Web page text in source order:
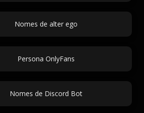
Nomes de alter ego
Persona OnlyFans
Nomes de Discord Bot